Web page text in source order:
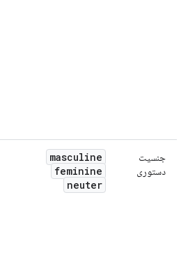
جنسیت
دستوری
masculine
feminine
neuter